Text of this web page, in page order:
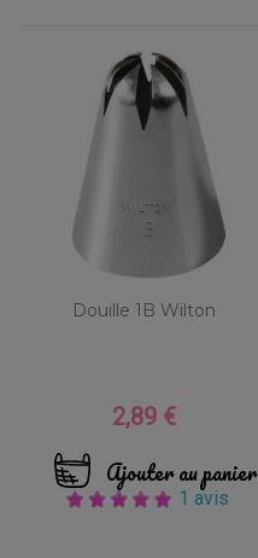
Douille 1B Wilton
Prix
2,89 €
Ajouter au panier
1 avis